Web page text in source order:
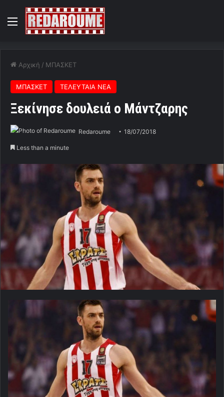
Menu
Αρχική / ΜΠΑΣΚΕΤ
ΜΠΑΣΚΕΤ ΤΕΛΕΥΤΑΙΑ ΝΕΑ
Ξεκίνησε δουλειά ο Μάντζαρης
Redaroume 18/07/2018
Less than a minute